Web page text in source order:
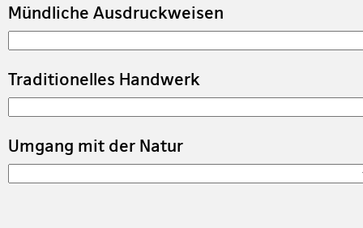
Mündliche Ausdruckweisen
Traditionelles Handwerk
Umgang mit der Natur